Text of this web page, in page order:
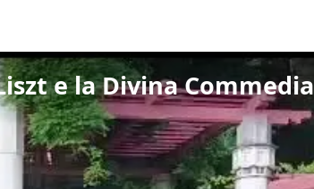
e la Divina Commedia